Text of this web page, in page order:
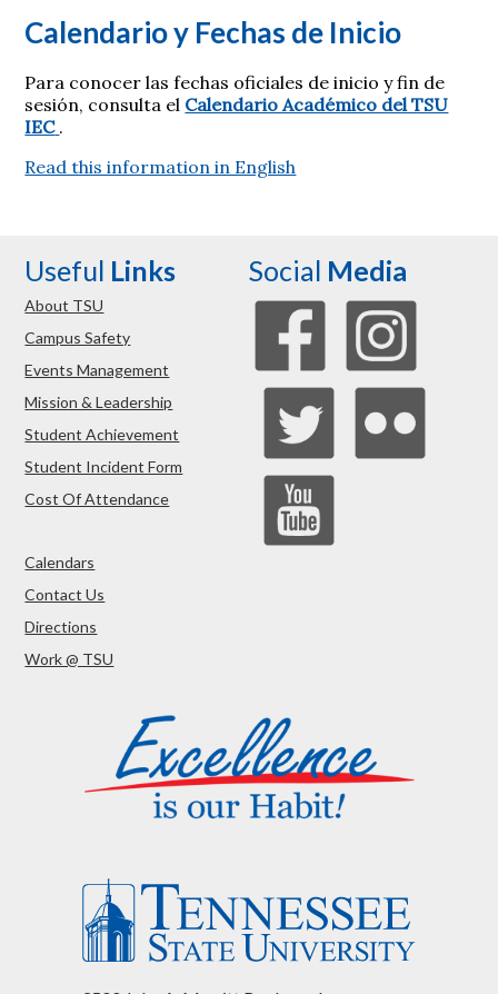
Calendario y Fechas de Inicio
Para conocer las fechas oficiales de inicio y fin de
sesión, consulta el Calendario Académico del TSU
IEC .
Read this information in English
Useful Links
About TSU
Campus Safety
Events Management
Mission & Leadership
Student Achievement
Student Incident Form
Cost Of Attendance
Calendars
Contact Us
Directions
Work @ TSU
Social Media